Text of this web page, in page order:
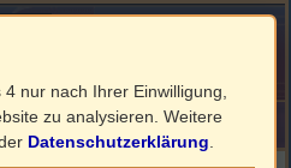
nur nach Ihrer Einwilligung,
zu analysieren. Weitere
Datenschutzerklärung